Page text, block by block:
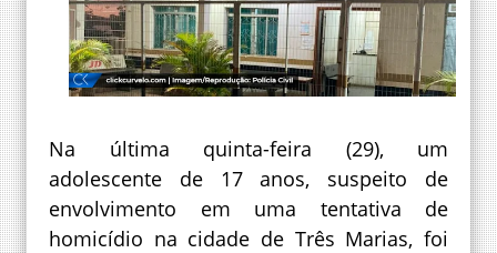
Na última quinta-feira (29), um
adolescente de 17 anos, suspeito de
envolvimento em uma tentativa de
homicídio na cidade de Três Marias, foi